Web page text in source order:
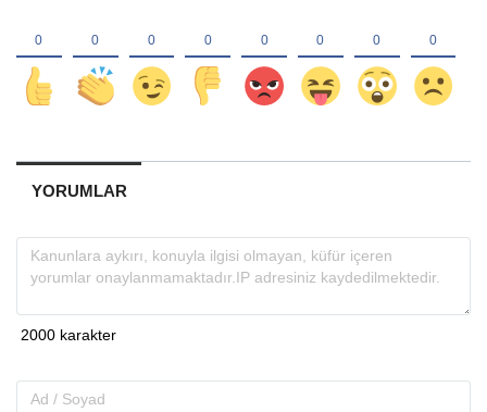
YORUMLAR